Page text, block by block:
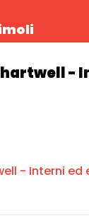
-
- Interni ed